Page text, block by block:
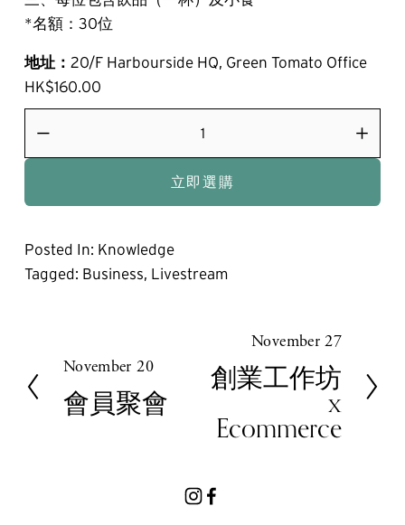
*名額：30位
地址： 20/F Harbourside HQ, Green Tomato Office
HK$160.00
立即選購
Posted In: Knowledge
Tagged: Business Livestream
P
r
e
November 20
會員聚會
November 27
創業工作坊
x
Ecommerce